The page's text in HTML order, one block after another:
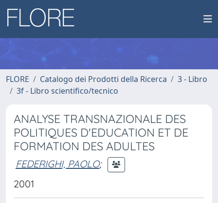
FLORE Catalogo dei Prodotti della Ricerca
3 - Libro
3f - Libro scientifico/tecnico
ANALYSE TRANSNAZIONALE DES
POLITIQUES D'EDUCATION ET DE
FORMATION DES ADULTES
FEDERIGHI, PAOLO;
2001